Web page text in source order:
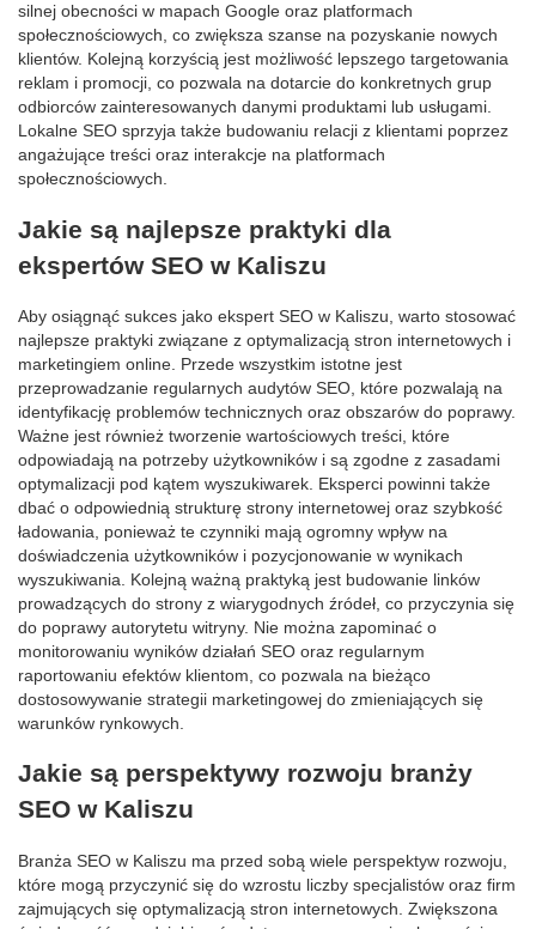
silnej obecności w mapach Google oraz platformach
społecznościowych, co zwiększa szanse na pozyskanie nowych
klientów. Kolejną korzyścią jest możliwość lepszego targetowania
reklam i promocji, co pozwala na dotarcie do konkretnych grup
odbiorców zainteresowanych danymi produktami lub usługami.
Lokalne SEO sprzyja także budowaniu relacji z klientami poprzez
angażujące treści oraz interakcje na platformach
społecznościowych.
Jakie są najlepsze praktyki dla
ekspertów SEO w Kaliszu
Aby osiągnąć sukces jako ekspert SEO w Kaliszu, warto stosować
najlepsze praktyki związane z optymalizacją stron internetowych i
marketingiem online. Przede wszystkim istotne jest
przeprowadzanie regularnych audytów SEO, które pozwalają na
identyfikację problemów technicznych oraz obszarów do poprawy.
Ważne jest również tworzenie wartościowych treści, które
odpowiadają na potrzeby użytkowników i są zgodne z zasadami
optymalizacji pod kątem wyszukiwarek. Eksperci powinni także
dbać o odpowiednią strukturę strony internetowej oraz szybkość
ładowania, ponieważ te czynniki mają ogromny wpływ na
doświadczenia użytkowników i pozycjonowanie w wynikach
wyszukiwania. Kolejną ważną praktyką jest budowanie linków
prowadzących do strony z wiarygodnych źródeł, co przyczynia się
do poprawy autorytetu witryny. Nie można zapominać o
monitorowaniu wyników działań SEO oraz regularnym
raportowaniu efektów klientom, co pozwala na bieżąco
dostosowywanie strategii marketingowej do zmieniających się
warunków rynkowych.
Jakie są perspektywy rozwoju branży
SEO w Kaliszu
Branża SEO w Kaliszu ma przed sobą wiele perspektyw rozwoju,
które mogą przyczynić się do wzrostu liczby specjalistów oraz firm
zajmujących się optymalizacją stron internetowych. Zwiększona